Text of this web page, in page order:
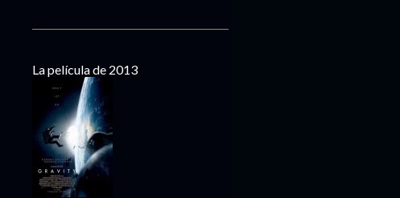
La película de 2013